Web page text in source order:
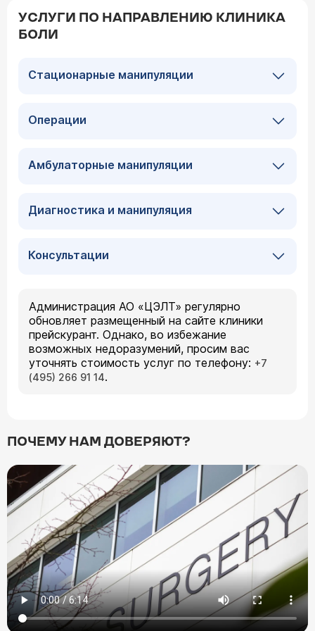
УСЛУГИ ПО НАПРАВЛЕНИЮ КЛИНИКА
БОЛИ
Стационарные манипуляции
Операции
Амбулаторные манипуляции
Диагностика и манипуляция
Консультации
Администрация АО «ЦЭЛТ» регулярно
обновляет размещенный на сайте клиники
прейскурант. Однако, во избежание
возможных недоразумений, просим вас
уточнять стоимость услуг по телефону: +7
(495) 266 91 14.
ПОЧЕМУ НАМ ДОВЕРЯЮТ?